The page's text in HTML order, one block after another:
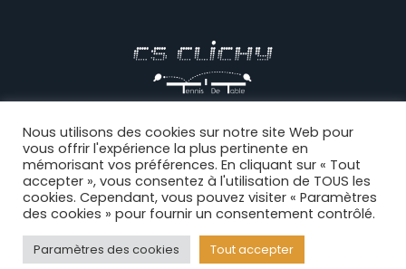
© CS CLICHY Tennis de Table, Tous droits réservés | Mentions
légales|CGV|Politique de confidentialité|Règlement intérieur
Connexion
Facebook
Nous utilisons des cookies sur notre site Web pour
vous offrir l'expérience la plus pertinente en
mémorisant vos préférences. En cliquant sur « Tout
accepter », vous consentez à l'utilisation de TOUS les
cookies. Cependant, vous pouvez visiter « Paramètres
des cookies » pour fournir un consentement contrôlé.
Paramètres des cookies Tout accepter